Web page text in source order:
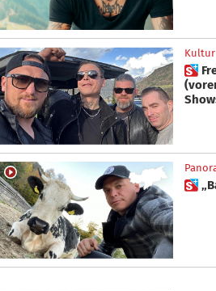
Kultur
 Frei.Wild: Warum es
